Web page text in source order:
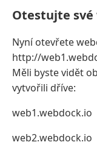
Otestujte
Nyní otevřete
http://
Měli byste vidět
vytvořili dříve:
web1.webdock.io
web2.webdock.io